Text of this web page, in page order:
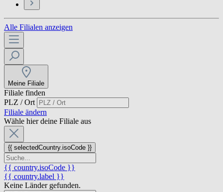
Alle Filialen anzeigen
Meine Filiale
Filiale finden
PLZ / Ort
Filiale ändern
Wähle hier deine Filiale aus
{{ selectedCountry.isoCode }}
{{ country.isoCode }}
{{ country.label }}
Keine Länder gefunden.